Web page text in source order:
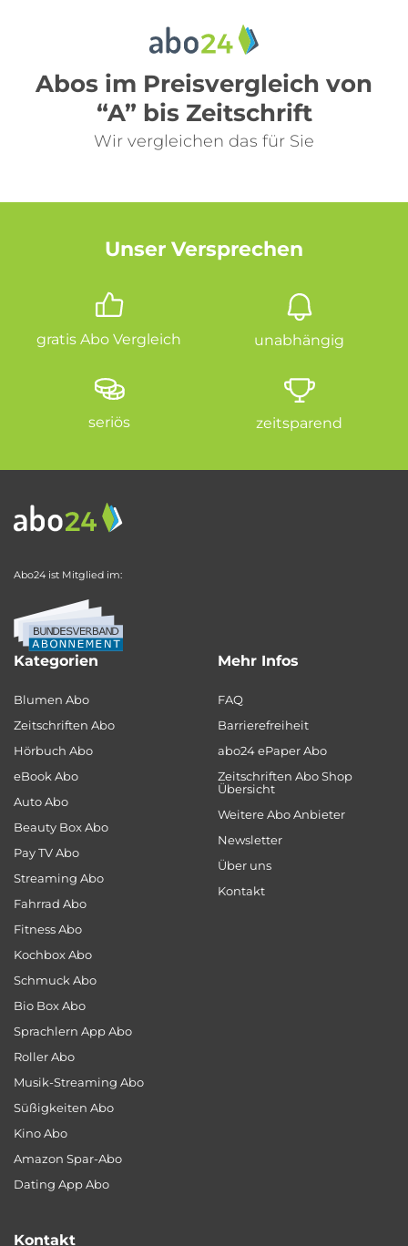
Abos im Preisvergleich von
“A” bis Zeitschrift
Wir vergleichen das für Sie
Unser Versprechen
gratis Abo Vergleich unabhängig
seriös zeitsparend
Abo24 ist Mitglied im:
Kategorien
Blumen Abo
Zeitschriften Abo
Hörbuch Abo
eBook Abo
Auto Abo
Beauty Box Abo
Pay TV Abo
Streaming Abo
Fahrrad Abo
Fitness Abo
Kochbox Abo
Schmuck Abo
Bio Box Abo
Sprachlern App Abo
Roller Abo
Musik-Streaming Abo
Süßigkeiten Abo
Kino Abo
Amazon Spar-Abo
Dating App Abo
Mehr Infos
FAQ
Barrierefreiheit
abo24 ePaper Abo
Zeitschriften Abo Shop
Übersicht
Weitere Abo Anbieter
Newsletter
Über uns
Kontakt
Kontakt